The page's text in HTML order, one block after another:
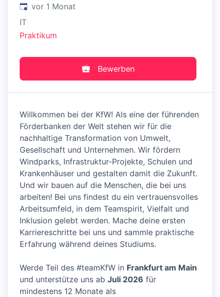
Veröffentlicht:
vor 1 Monat
IT
Praktikum
Bewerben
Willkommen bei der KfW! Als eine der führenden
Förderbanken der Welt stehen wir für die
nachhaltige Transformation von Umwelt,
Gesellschaft und Unternehmen. Wir fördern
Windparks, Infrastruktur-Projekte, Schulen und
Krankenhäuser und gestalten damit die Zukunft.
Und wir bauen auf die Menschen, die bei uns
arbeiten! Bei uns findest du ein vertrauensvolles
Arbeitsumfeld, in dem Teamspirit, Vielfalt und
Inklusion gelebt werden. Mache deine ersten
Karriereschritte bei uns und sammle praktische
Erfahrung während deines Studiums.
Werde Teil des #teamKfW in Frankfurt am Main
und unterstütze uns ab Juli 2026 für
mindestens 12 Monate als